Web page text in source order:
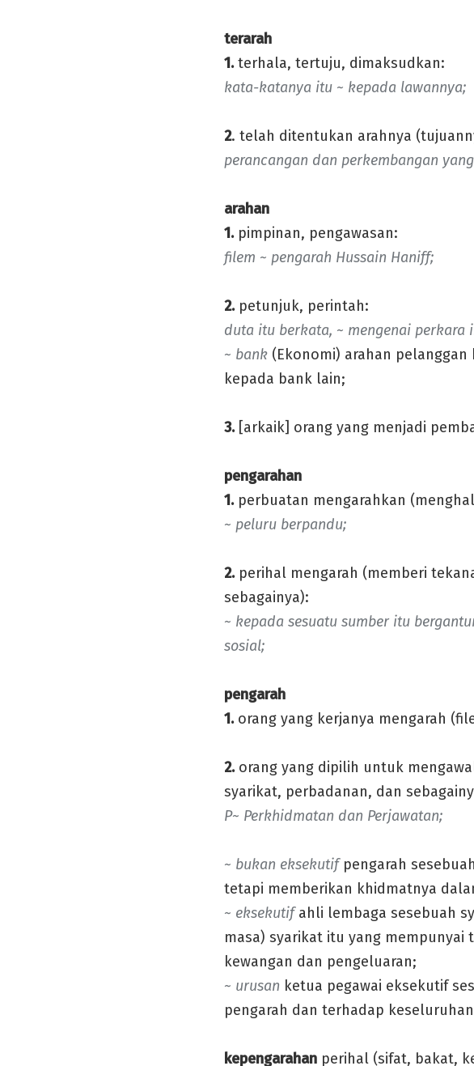
terarah
1.terhala, tertuju, dimaksudkan:
kata-katanya itu ~ kepada lawannya;
2. telah ditentukan arahnya
perancangan dan perkembangan
arahan
1.pimpinan, pengawasan:
filem ~ pengarah Hussain Haniff;
2.petunjuk, perintah:
duta itu berkata, ~ mengenai perkara
~ bank (Ekonomi) arahan
kepada bank lain;
3.[arkaik] orang yang menjadi
pengarahan
1.perbuatan mengarahkan
~ peluru berpandu;
2.perihal mengarah (memberi
sebagainya):
~ kepada sesuatu sumber itu
sosial;
pengarah
1.orang yang kerjanya mengarah
2.orang yang dipilih untuk
syarikat, perbadanan, dan
P~ Perkhidmatan dan Perjawatan;
~ bukan eksekutif pengarah
tetapi memberikan khidmatnya
~ eksekutifahli lembaga sesebuah
masa) syarikat itu yang
kewangan dan pengeluaran;
~ urusan ketua pegawai eksekutif
pengarah dan terhadap
kepengarahan perihal (sifat, bakat,